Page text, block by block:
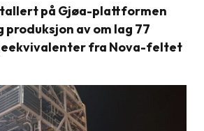
på Gjøa-plattformen
av om lag 77
fra Nova-feltet